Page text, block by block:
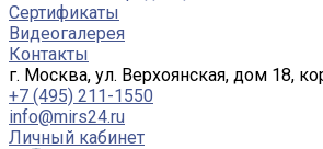
Сертификаты
Видеогалерея
Контакты
г. Москва, ул. Верхоянская, дом 18,
+7 (495) 211-1550
info@mirs24.ru
Личный кабинет